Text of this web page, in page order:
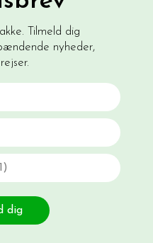
Tilmeld dig
nyheder,
dig